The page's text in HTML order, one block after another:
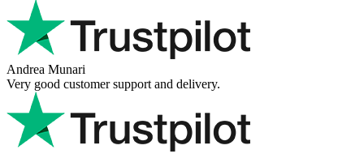
Andrea Munari
Very good customer support and delivery.